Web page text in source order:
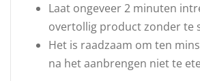
Laat ongeveer 2 minuten
overtollig product zonder te
Het is raadzaam om ten
na het aanbrengen niet te